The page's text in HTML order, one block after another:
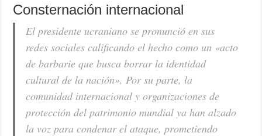
Consternación internacional
El presidente ucraniano se pronunció en sus
redes sociales calificando el hecho como un «acto
de barbarie que busca borrar la identidad
cultural de la nación». Por su parte, la
comunidad internacional y organizaciones de
protección del patrimonio mundial ya han alzado
la voz para condenar el ataque, prometiendo